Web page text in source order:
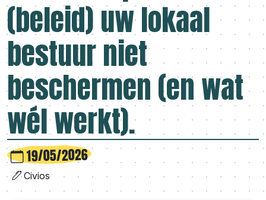
(beleid) uw lokaal
bestuur niet
beschermen (en wat
wél werkt).
19/05/2026
Civios